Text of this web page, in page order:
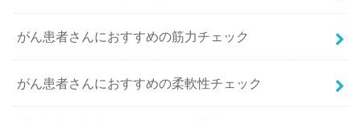
がん患者さんにおすすめの筋力チェック
がん患者さんにおすすめの柔軟性チェック